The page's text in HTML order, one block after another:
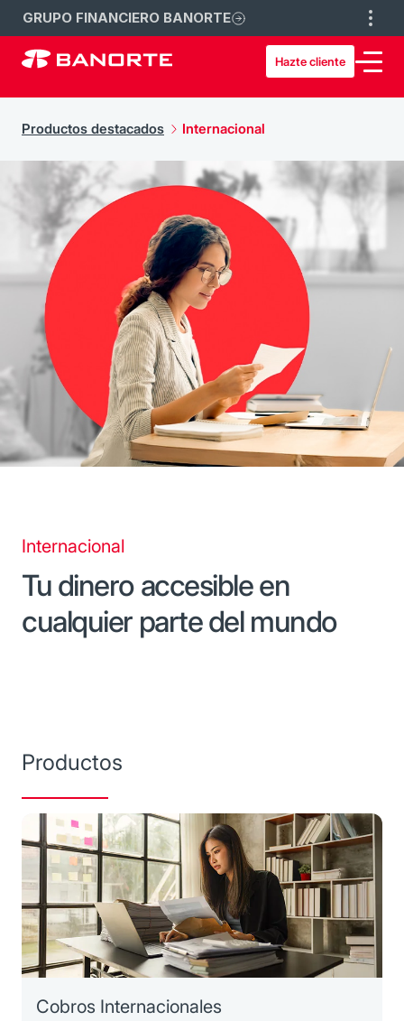
GRUPO FINANCIERO BANORTE
Hazte cliente
Productos destacados Internacional
Internacional
Tu dinero accesible en
cualquier parte del mundo
Productos
Cobros Internacionales